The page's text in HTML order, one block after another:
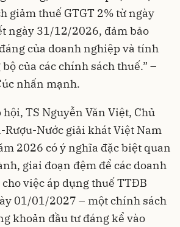
giảm thuế GTGT 2% từ ngày
ngày 31/12/2026, đảm bảo
của doanh nghiệp và tính
của các chính sách thuế.” –
nhấn mạnh.
TS Nguyễn Văn Việt, Chủ
Nước giải khát Việt Nam
2026 có ý nghĩa đặc biệt quan
giai đoạn đệm để các doanh
việc áp dụng thuế TTĐB
01/01/2027 – một chính sách
khoản đầu tư đáng kể vào